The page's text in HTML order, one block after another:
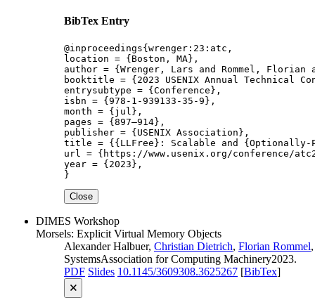
BibTex Entry
@inproceedings{wrenger:23:atc,
location = {Boston, MA},
author = {Wrenger, Lars and Rommel,
booktitle = {2023 USENIX Annual Technical
entrysubtype = {Conference},
isbn = {978-1-939133-35-9},
month = {jul},
pages = {897–914},
publisher = {USENIX Association},
title = {{LLFree}: Scalable and {Optionally-
url = {https://www.usenix.org/conference/
year = {2023},
}
Close
DIMES Workshop
Morsels: Explicit Virtual Memory Objects
Alexander Halbuer, Christian Dietrich, Florian Rommel
SystemsAssociation for Computing Machinery2023.
PDF Slides 10.1145/3609308.3625267 [BibTex]
🗙